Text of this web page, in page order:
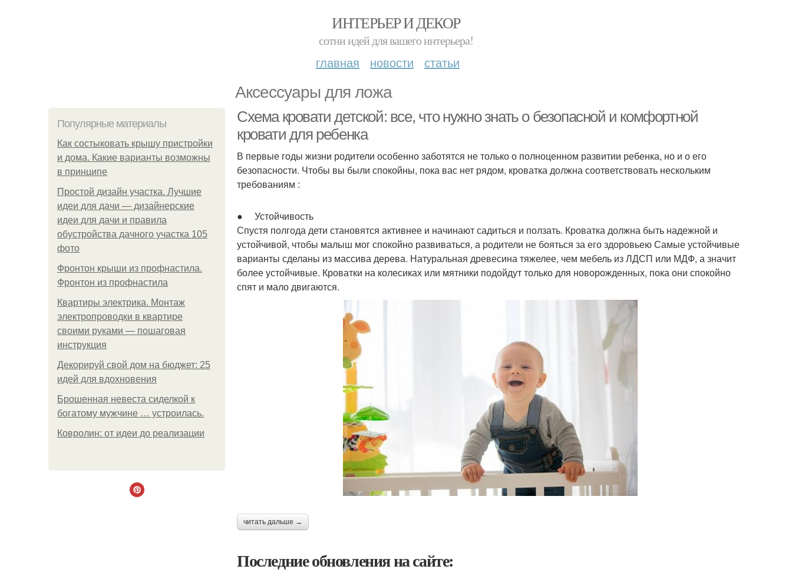
ИНТЕРЬЕР И ДЕКОР
сотни идей для вашего интерьера!
главная новости статьи
Аксессуары для ложа
Популярные материалы
Как состыковать крышу пристройки
и дома. Какие варианты возможны
в принципе
Простой дизайн участка. Лучшие
идеи для дачи — дизайнерские
идеи для дачи и правила
обустройства дачного участка 105
фото
Фронтон крыши из профнастила.
Фронтон из профнастила
Квартиры электрика. Монтаж
электропроводки в квартире
своими руками — пошаговая
инструкция
Декорируй свой дом на бюджет: 25
идей для вдохновения
Брошенная невеста сиделкой к
богатому мужчине … устроилась.
Ковролин: от идеи до реализации
Схема кровати детской: все, что нужно знать о безопасной и комфортной
кровати для ребенка
В первые годы жизни родители особенно заботятся не только о полноценном развитии ребенка, но и о его
безопасности. Чтобы вы были спокойны, пока вас нет рядом, кроватка должна соответствовать нескольким
требованиям :
● Устойчивость
Спустя полгода дети становятся активнее и начинают садиться и ползать. Кроватка должна быть надежной и
устойчивой, чтобы малыш мог спокойно развиваться, а родители не бояться за его здоровьею Самые устойчивые
варианты сделаны из массива дерева. Натуральная древесина тяжелее, чем мебель из ЛДСП или МДФ, а значит
более устойчивые. Кроватки на колесиках или мятники подойдут только для новорожденных, пока они спокойно
спят и мало двигаются.
читать дальше →
Последние обновления на сайте: